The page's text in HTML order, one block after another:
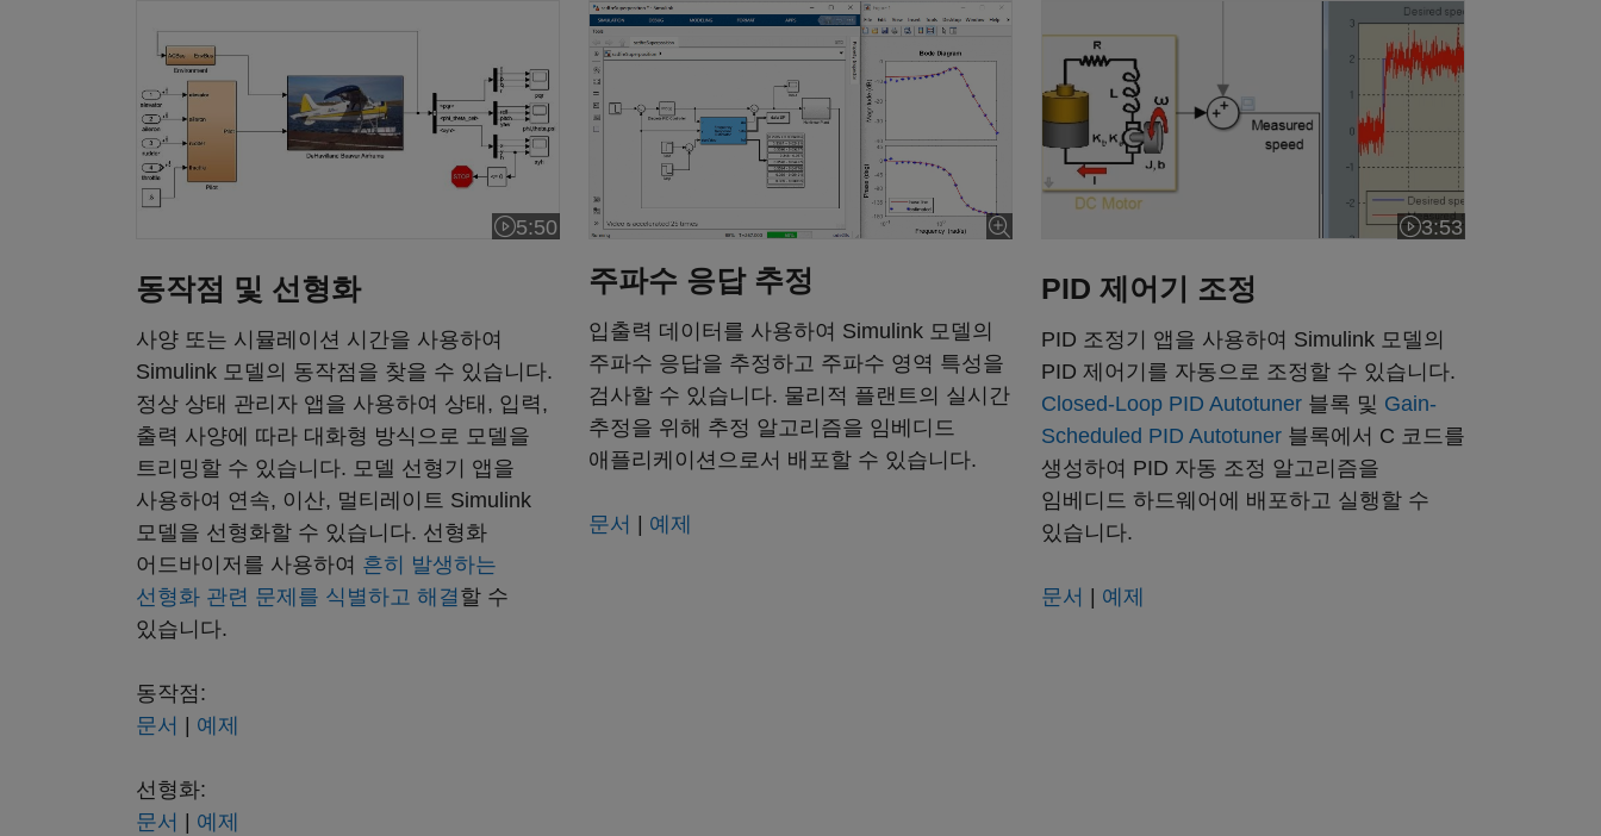
5:50
비디오 길이: 5:50
동작점 및 선형화
사양 또는 시뮬레이션 시간을 사용하여
Simulink 모델의 동작점을 찾을 수 있습니다.
정상 상태 관리자 앱을 사용하여 상태, 입력,
출력 사양에 따라 대화형 방식으로 모델을
트리밍할 수 있습니다. 모델 선형기 앱을
사용하여 연속, 이산, 멀티레이트 Simulink
모델을 선형화할 수 있습니다. 선형화
어드바이저를 사용하여 흔히 발생하는
선형화 관련 문제를 식별하고 해결 할 수
있습니다.
동작점:
문서
예제
선형화:
문서
예제
주파수 응답 추정
입출력 데이터를 사용하여 Simulink 모델의
주파수 응답을 추정하고 주파수 영역 특성을
검사할 수 있습니다. 물리적 플랜트의 실시간
추정을 위해 추정 알고리즘을 임베디드
애플리케이션으로서 배포할 수 있습니다.
문서 예제
3:53
비디오 길이: 3:53
PID 제어기 조정
PID 조정기 앱을 사용하여 Simulink 모델의
PID 제어기를 자동으로 조정할 수 있습니다.
Closed-Loop PID Autotuner 블록 및 Gain-
Scheduled PID Autotuner 블록에서 C 코드를
생성하여 PID 자동 조정 알고리즘을
임베디드 하드웨어에 배포하고 실행할 수
있습니다.
문서 예제